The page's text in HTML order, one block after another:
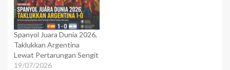
Spanyol Juara Dunia 2026,
Taklukkan Argentina
Lewat Pertarungan Sengit
19/07/2026